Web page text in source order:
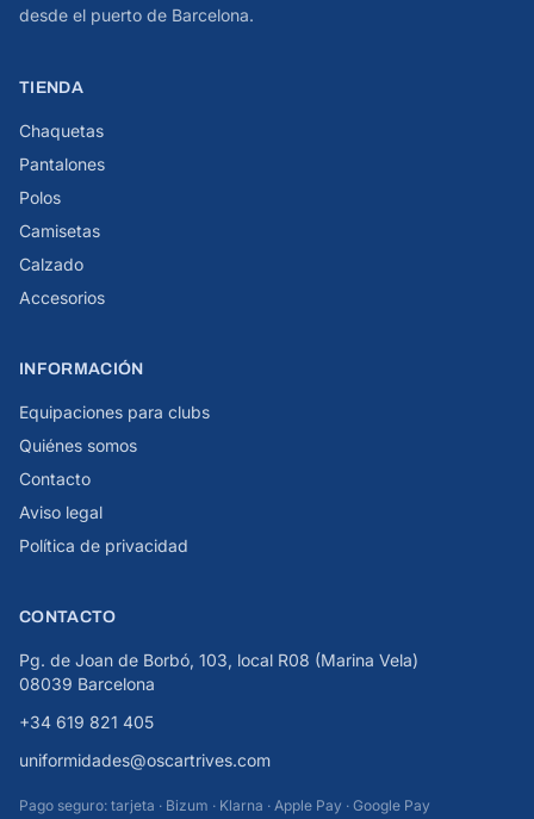
desde el puerto de Barcelona.
TIENDA
Chaquetas
Pantalones
Polos
Camisetas
Calzado
Accesorios
INFORMACIÓN
Equipaciones para clubs
Quiénes somos
Contacto
Aviso legal
Política de privacidad
CONTACTO
Pg. de Joan de Borbó, 103, local R08 (Marina Vela)
08039 Barcelona
+34 619 821 405
uniformidades@oscartrives.com
Pago seguro: tarjeta · Bizum · Klarna · Apple Pay · Google Pay